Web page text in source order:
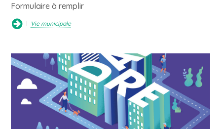
Formulaire à remplir
Vie municipale